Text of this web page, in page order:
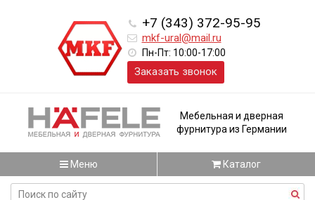
+7 (343) 372-95-95
mkf-ural@mail.ru
Пн-Пт: 10:00-17:00
Заказать звонок
Мебельная и дверная
фурнитура из Германии
Меню Каталог